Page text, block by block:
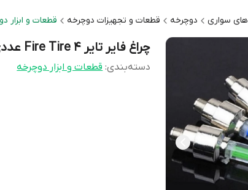
سواری دوچرخه قطعات و تجهیزات دوچرخه قطعات و ابزار
چراغ فایر تایر Fire Tire 4 عددی
دسته‌بندی:قطعات و ابزار دوچرخه